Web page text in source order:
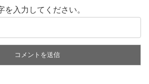
を入力してください。